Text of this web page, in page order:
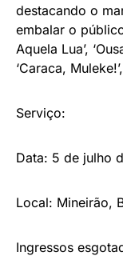
destacando o
embalar o
Aquela Lua’,
‘Caraca,
Serviço:
Data: 5 de julho
Local: Mineirão,
Ingressos